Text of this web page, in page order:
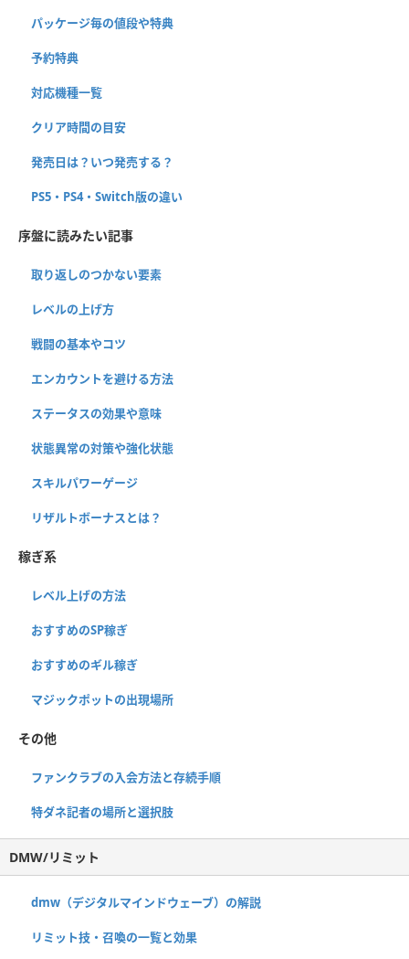
パッケージ毎の値段や特典
予約特典
対応機種一覧
クリア時間の目安
発売日は？いつ発売する？
PS5・PS4・Switch版の違い
序盤に読みたい記事
取り返しのつかない要素
レベルの上げ方
戦闘の基本やコツ
エンカウントを避ける方法
ステータスの効果や意味
状態異常の対策や強化状態
スキルパワーゲージ
リザルトボーナスとは？
稼ぎ系
レベル上げの方法
おすすめのSP稼ぎ
おすすめのギル稼ぎ
マジックポットの出現場所
その他
ファンクラブの入会方法と存続手順
特ダネ記者の場所と選択肢
DMW/リミット
dmw（デジタルマインドウェーブ）の解説
リミット技・召喚の一覧と効果